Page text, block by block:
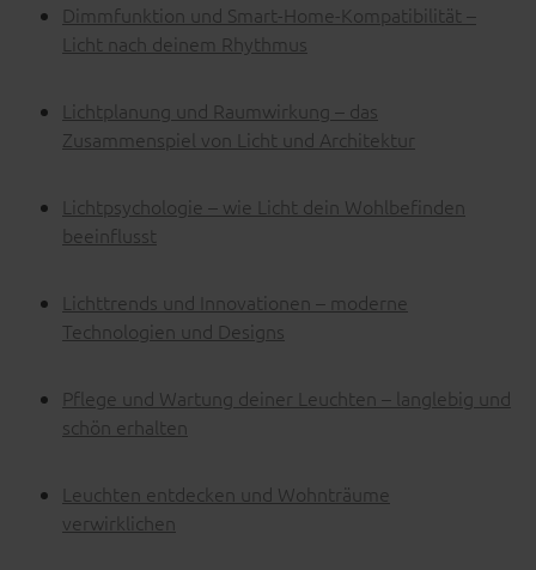
Dimmfunktion und Smart-Home-Kompatibilität –
Licht nach deinem Rhythmus
Lichtplanung und Raumwirkung – das
Zusammenspiel von Licht und Architektur
Lichtpsychologie – wie Licht dein Wohlbefinden
beeinflusst
Lichttrends und Innovationen – moderne
Technologien und Designs
Pflege und Wartung deiner Leuchten – langlebig und
schön erhalten
Leuchten entdecken und Wohnträume
verwirklichen